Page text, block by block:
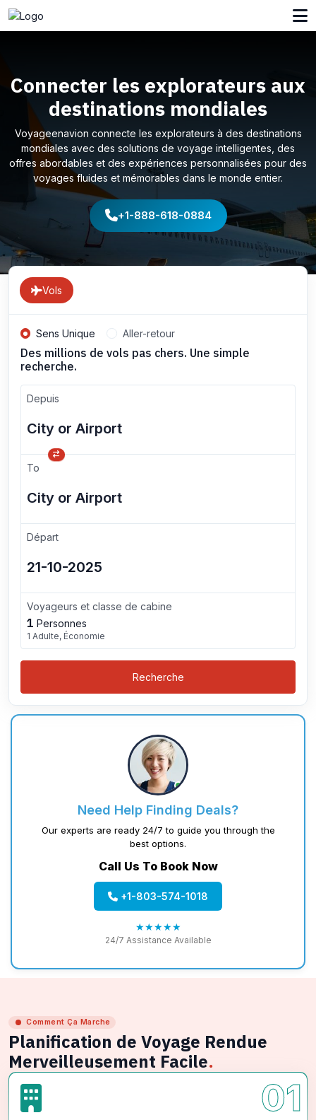
Connecter les explorateurs aux
destinations mondiales
Voyageenavion connecte les explorateurs à des destinations
mondiales avec des solutions de voyage intelligentes, des
offres abordables et des expériences personnalisées pour des
voyages fluides et mémorables dans le monde entier.
+1-888-618-0884
Vols
Sens Unique Aller-retour
Des millions de vols pas chers. Une simple
recherche.
Depuis
To
Départ
Voyageurs et classe de cabine
1 Personnes
1 Adulte, Économie
Recherche
Need Help Finding Deals?
Our experts are ready 24/7 to guide you through the
best options.
Call Us To Book Now
+1-803-574-1018
★★★★★
24/7 Assistance Available
Comment Ça Marche
Planification de Voyage Rendue
Merveilleusement Facile.
01